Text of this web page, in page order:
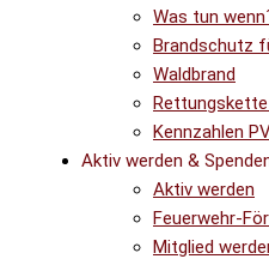
Was tun
Brandschutz
Waldbrand
Kennzahlen
Aktiv werden &
Aktiv werden
Feuerwehr-
Mitglied